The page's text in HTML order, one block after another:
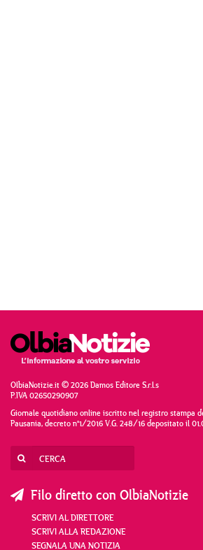
OlbiaNotizie.it © 2026 Damos Editore S.r.l.s
P.IVA 02650290907
Giornale quotidiano online iscritto nel registro stampa
Pausania, decreto n°1/2016 V.G. 248/16 depositato il
Filo diretto con OlbiaNotizie
SCRIVI AL DIRETTORE
SCRIVI ALLA REDAZIONE
SEGNALA UNA NOTIZIA